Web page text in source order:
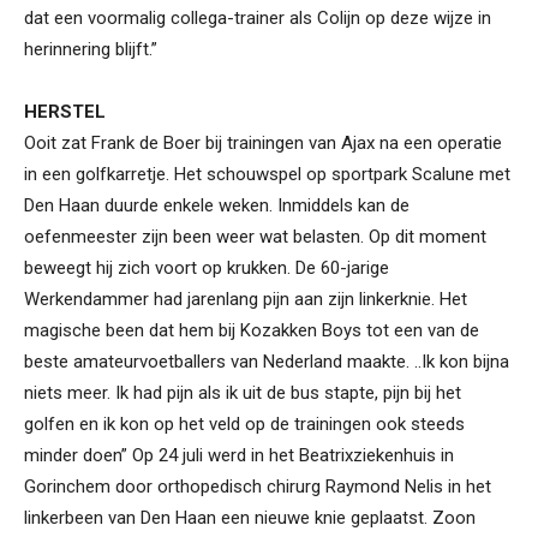
dat een voormalig collega-trainer als Colijn op deze wijze in
herinnering blijft.”
HERSTEL
Ooit zat Frank de Boer bij trainingen van Ajax na een operatie
in een golfkarretje. Het schouwspel op sportpark Scalune met
Den Haan duurde enkele weken. Inmiddels kan de
oefenmeester zijn been weer wat belasten. Op dit moment
beweegt hij zich voort op krukken. De 60-jarige
Werkendammer had jarenlang pijn aan zijn linkerknie. Het
magische been dat hem bij Kozakken Boys tot een van de
beste amateurvoetballers van Nederland maakte. ..Ik kon bijna
niets meer. Ik had pijn als ik uit de bus stapte, pijn bij het
golfen en ik kon op het veld op de trainingen ook steeds
minder doen” Op 24 juli werd in het Beatrixziekenhuis in
Gorinchem door orthopedisch chirurg Raymond Nelis in het
linkerbeen van Den Haan een nieuwe knie geplaatst. Zoon